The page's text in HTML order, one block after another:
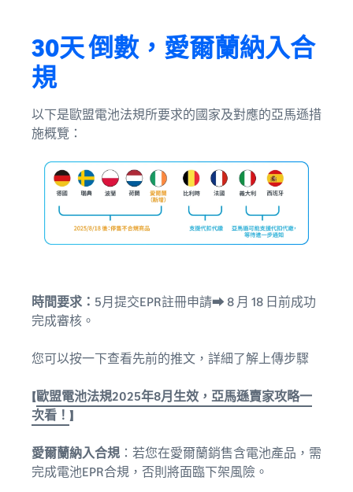
30天 倒數，愛爾蘭納入合
規
以下是歐盟電池法規所要求的國家及對應的亞馬遜措
施概覽：
時間要求： 5月提交EPR註冊申請➡ 8 月 18 日前成功
完成審核。
您可以按一下查看先前的推文，詳細了解上傳步驟
【歐盟電池法規2025年8月生效，亞馬遜賣家攻略一
次看！ 】
愛爾蘭納入合規 ：若您在愛爾蘭銷售含電池產品，需
完成電池EPR合規，否則將面臨下架風險。